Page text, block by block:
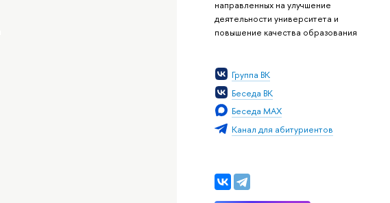
направленных на улучшение
деятельности университета и
повышение качества образования
Группа ВК
Беседа ВК
Беседа MAX
Канал для абитуриентов